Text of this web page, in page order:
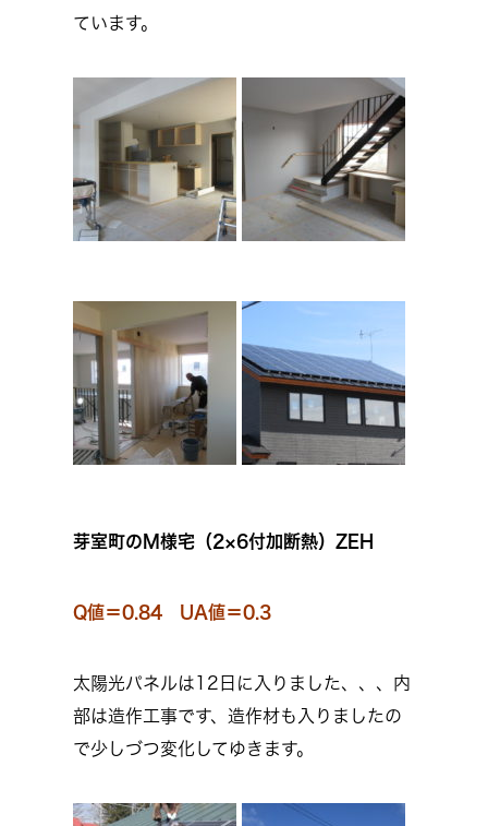
ています。
芽室町のM様宅（2×6付加断熱）ZEH
Q値＝0.84 UA値＝0.3
太陽光パネルは12日に入りました、、、内
部は造作工事です、造作材も入りましたの
で少しづつ変化してゆきます。